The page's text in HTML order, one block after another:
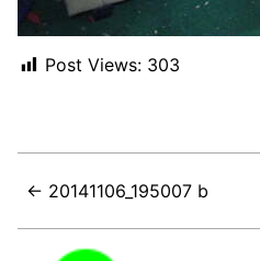
Post Views: 303
← 20141106_195007 b